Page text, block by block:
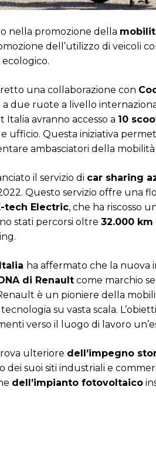
nella promozione della
dell’utilizzo di veicoli
una collaborazione con
due ruote a livello
avranno accesso a 10
ufficio. Questa iniziativa
ambasciatori della
il servizio di car sharing
Questo servizio offre una
tech Electric, che ha riscosso
stati percorsi oltre 32.000 km
ha affermato che la nuova
DNA di Renault come marchio
è un pioniere della
su vasta scala.
verso il luogo di lavoro
ulteriore dell’impegno
dei suoi siti industriali e
dell’impianto fotovoltaico